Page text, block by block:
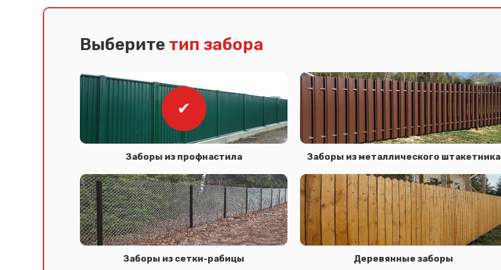
Выберите тип забора
Заборы из профнастила Заборы из металлического штакетника
Заборы из сетки-рабицы Деревянные заборы